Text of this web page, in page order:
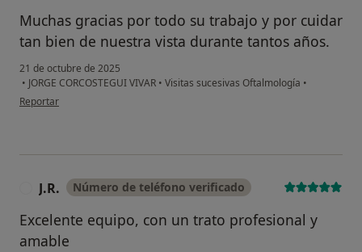
Muchas gracias por todo su trabajo y por cuidar
tan bien de nuestra vista durante tantos años.
21 de octubre de 2025
• JORGE CORCOSTEGUI VIVAR • Visitas sucesivas Oftalmología •
en opinión del usuario Aina
Reportar
J.R. Número de teléfono verificado
Excelente equipo, con un trato profesional y
amable